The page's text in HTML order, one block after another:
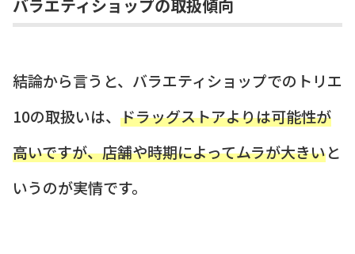
バラエティショップの取扱傾向
結論から言うと、バラエティショップでのトリエ
10の取扱いは、 ドラッグストアよりは可能性が
高いですが、店舗や時期によってムラが大きいと
いうのが実情です。